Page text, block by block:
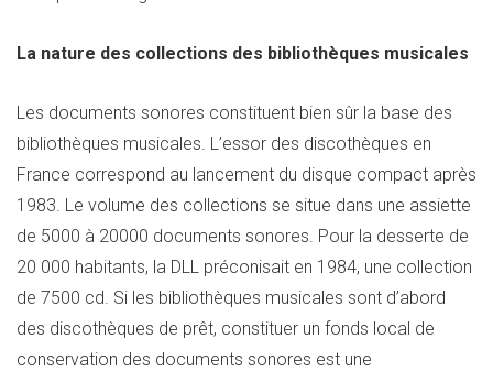
La nature des collections des bibliothèques musicales
Les documents sonores constituent bien sûr la base des
bibliothèques musicales. L’essor des discothèques en
France correspond au lancement du disque compact après
1983. Le volume des collections se situe dans une assiette
de 5000 à 20000 documents sonores. Pour la desserte de
20 000 habitants, la DLL préconisait en 1984, une collection
de 7500 cd. Si les bibliothèques musicales sont d’abord
des discothèques de prêt, constituer un fonds local de
conservation des documents sonores est une